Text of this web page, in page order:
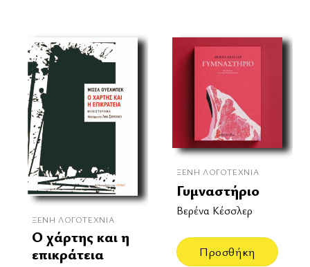
ΞΈΝΗ ΛΟΓΟΤΕΧΝΊΑ
Ο χάρτης και η
επικράτεια
ΞΈΝΗ ΛΟΓΟΤΕΧΝΊΑ
Γυμναστήριο
Βερένα Κέσσλερ
Προσθήκη